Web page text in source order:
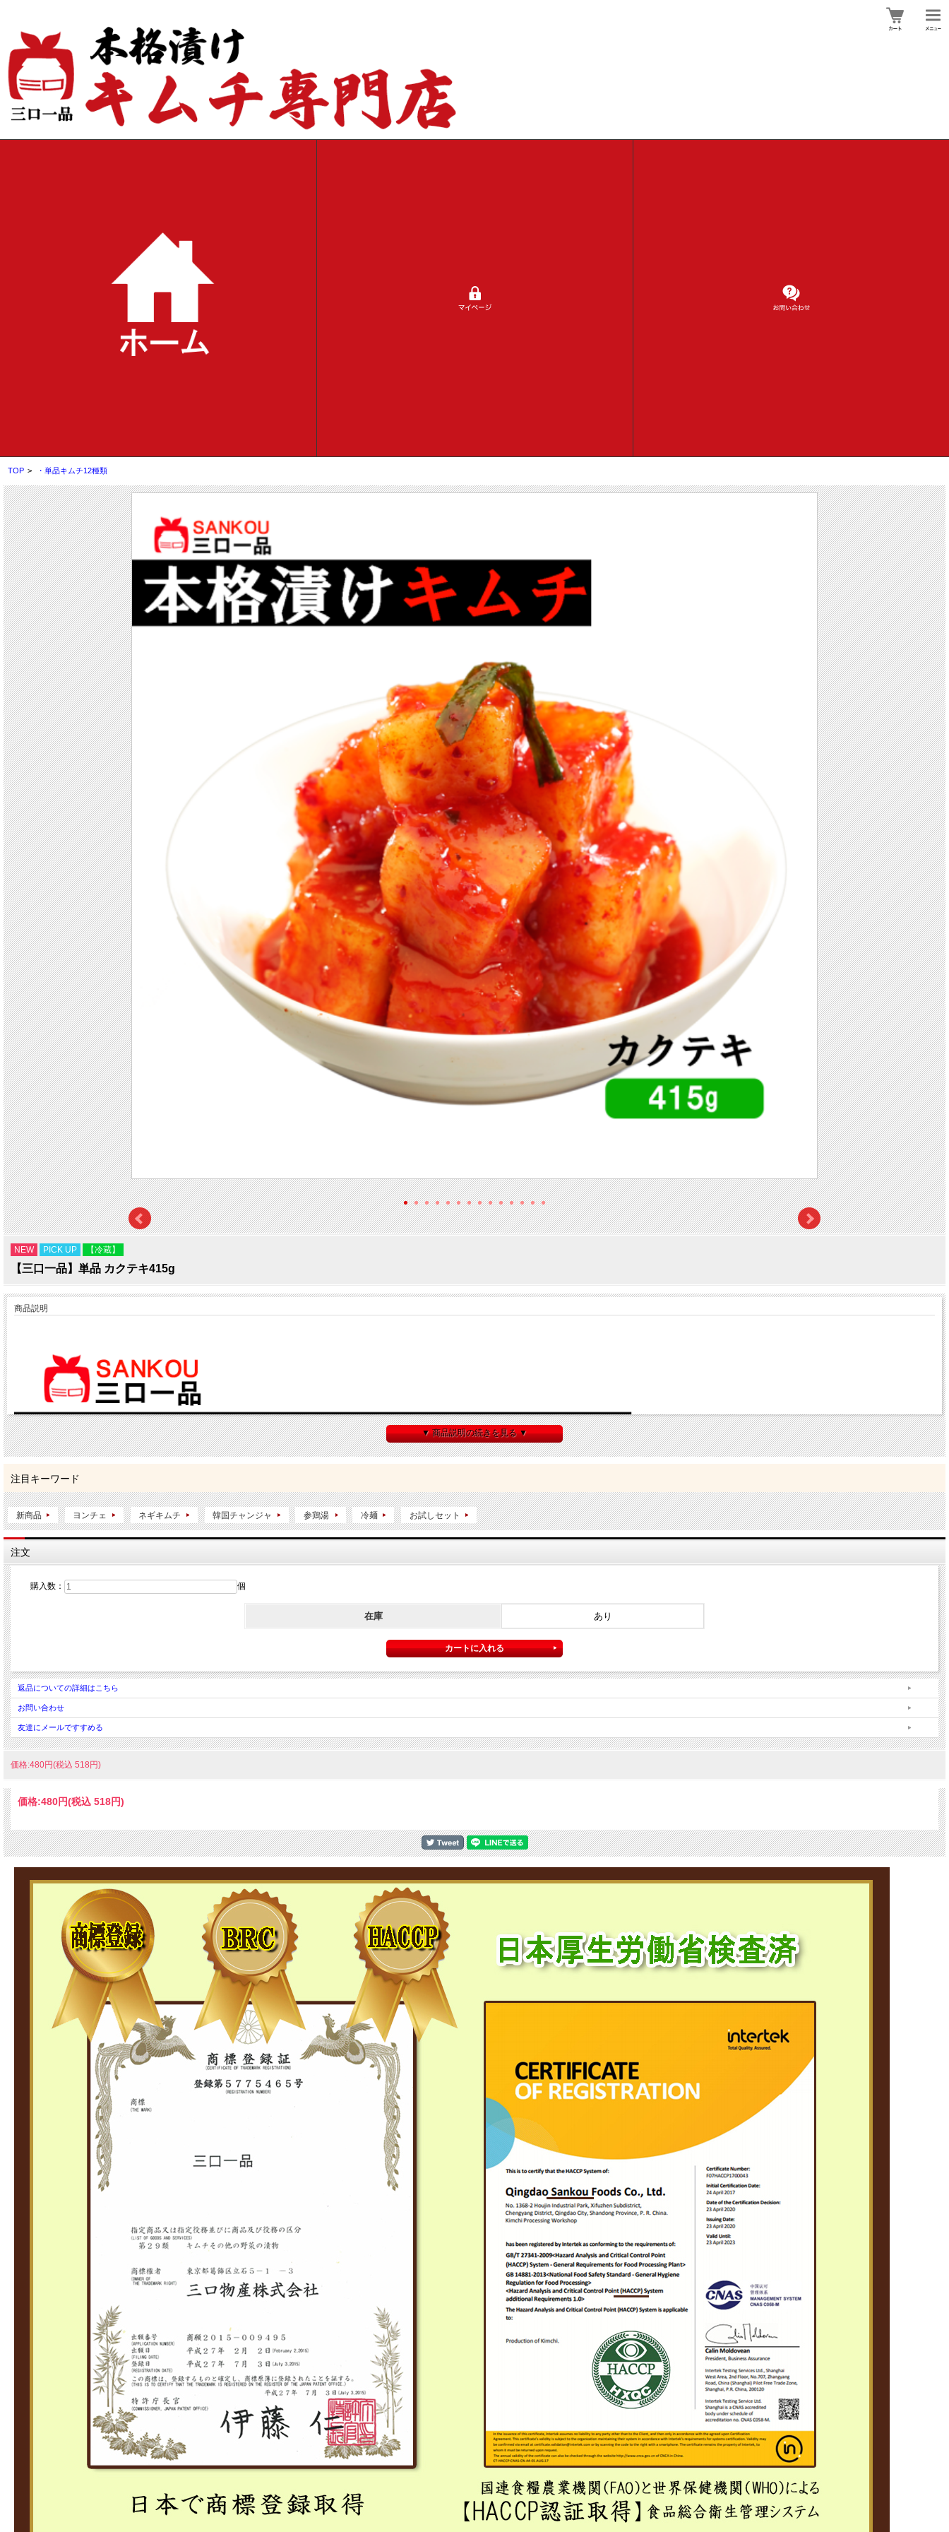
TOP > ・単品キムチ12種類
NEW PICK UP 【冷蔵】
【三口一品】単品 カクテキ415g
商品説明
▼ 商品説明の続きを見る ▼
注目キーワード
新商品 ヨンチェ ネギキムチ 韓国チャンジャ 参鶏湯 冷麺 お試しセット
注文
購入数： 個
在庫 あり
返品についての詳細はこちら
お問い合わせ
友達にメールですすめる
価格:480円(税込 518円)
価格:480円(税込 518円)